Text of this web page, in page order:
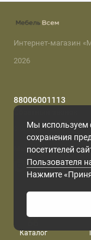
Каталог
от категории
операторов).
на
Мы используем
сохранения
посетителей
Пользователя
Нажмите
Интернет-магазин
2026
88006001113
Обратный звонок
с 8.00 до 22.00
Мы в сети